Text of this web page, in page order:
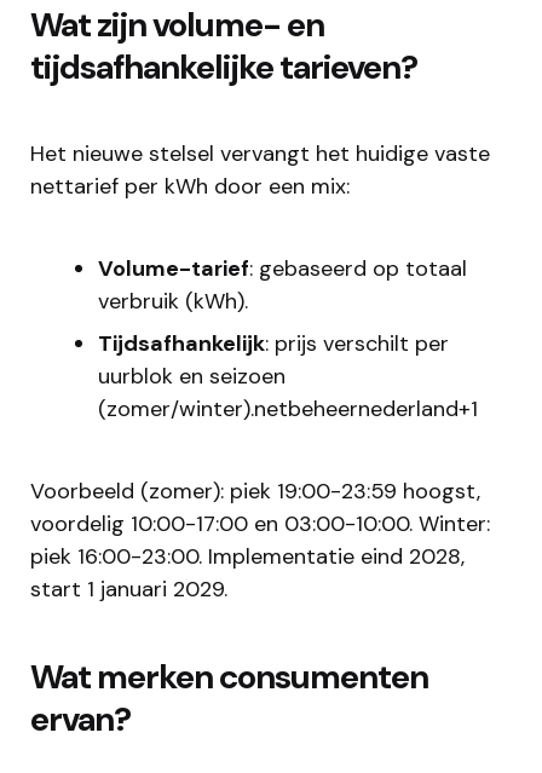
Wat zijn volume- en
tijdsafhankelijke tarieven?
Het nieuwe stelsel vervangt het huidige vaste
nettarief per kWh door een mix:
Volume-tarief: gebaseerd op totaal
verbruik (kWh).
Tijdsafhankelijk: prijs verschilt per
uurblok en seizoen
(zomer/winter).netbeheernederland+1
Voorbeeld (zomer): piek 19:00-23:59 hoogst,
voordelig 10:00-17:00 en 03:00-10:00. Winter:
piek 16:00-23:00. Implementatie eind 2028,
start 1 januari 2029.
Wat merken consumenten
ervan?